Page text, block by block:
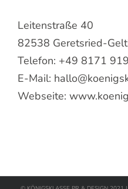
Leitenstraße 40
82538 Geretsried-
Telefon: +49 8171
E-Mail:
Webseite: